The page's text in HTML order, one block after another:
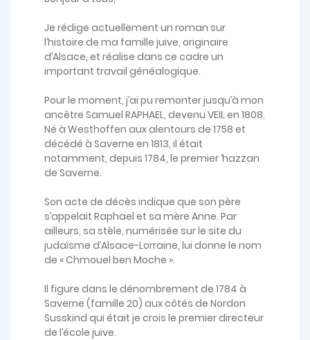
Je rédige actuellement un roman sur
l’histoire de ma famille juive, originaire
d’Alsace, et réalise dans ce cadre un
important travail généalogique.
Pour le moment, j’ai pu remonter jusqu’à mon
ancêtre Samuel RAPHAEL, devenu VEIL en 1808.
Né à Westhoffen aux alentours de 1758 et
décédé à Saverne en 1813, il était
notamment, depuis 1784, le premier ‘hazzan
de Saverne.
Son acte de décès indique que son père
s’appelait Raphael et sa mère Anne. Par
ailleurs, sa stèle, numérisée sur le site du
judaïsme d’Alsace-Lorraine, lui donne le nom
de « Chmouel ben Moche ».
Il figure dans le dénombrement de 1784 à
Saverne (famille 20) aux côtés de Nordon
Susskind qui était je crois le premier directeur
de l’école juive.